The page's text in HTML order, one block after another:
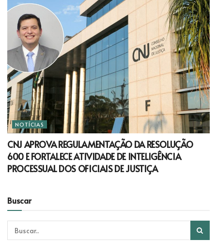
NOTÍCIAS
CNJ APROVA REGULAMENTAÇÃO DA RESOLUÇÃO
600 E FORTALECE ATIVIDADE DE INTELIGÊNCIA
PROCESSUAL DOS OFICIAIS DE JUSTIÇA
Buscar